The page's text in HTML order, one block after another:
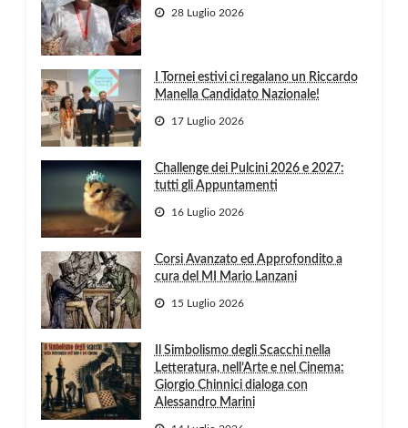
28 Luglio 2026
I Tornei estivi ci regalano un Riccardo
Manella Candidato Nazionale!
17 Luglio 2026
Challenge dei Pulcini 2026 e 2027:
tutti gli Appuntamenti
16 Luglio 2026
Corsi Avanzato ed Approfondito a
cura del MI Mario Lanzani
15 Luglio 2026
Il Simbolismo degli Scacchi nella
Letteratura, nell’Arte e nel Cinema:
Giorgio Chinnici dialoga con
Alessandro Marini